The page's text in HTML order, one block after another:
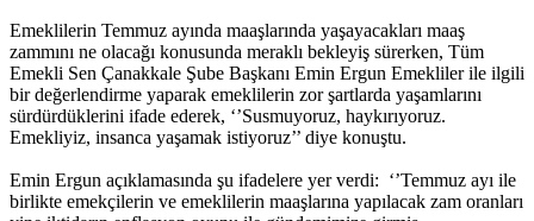
Emeklilerin Temmuz ayında maaşlarında yaşayacakları maaş
zammını ne olacağı konusunda meraklı bekleyiş sürerken, Tüm
Emekli Sen Çanakkale Şube Başkanı Emin Ergun Emekliler ile ilgili
bir değerlendirme yaparak emeklilerin zor şartlarda yaşamlarını
sürdürdüklerini ifade ederek, ‘’Susmuyoruz, haykırıyoruz.
Emekliyiz, insanca yaşamak istiyoruz’’ diye konuştu.
Emin Ergun açıklamasında şu ifadelere yer verdi: ‘’Temmuz ayı ile
birlikte emekçilerin ve emeklilerin maaşlarına yapılacak zam oranları